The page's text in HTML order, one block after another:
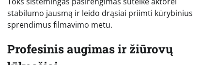
stabilumo jausmą ir leido drąsiai priimti kūrybinius
sprendimus filmavimo metu.
Profesinis augimas ir žiūrovų